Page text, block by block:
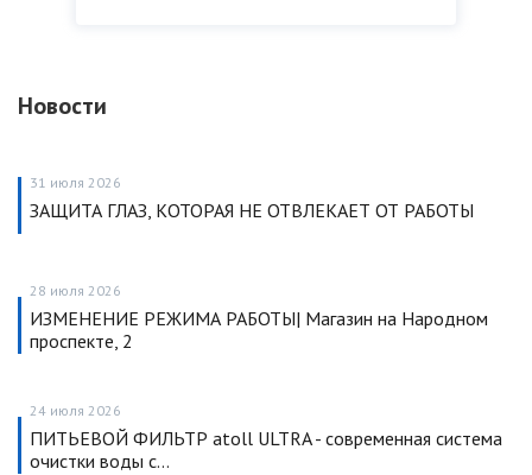
Новости
31 июля 2026
ЗАЩИТА ГЛАЗ, КОТОРАЯ НЕ ОТВЛЕКАЕТ ОТ РАБОТЫ
28 июля 2026
ИЗМЕНЕНИЕ РЕЖИМА РАБОТЫ| Магазин на Народном
проспекте, 2
24 июля 2026
ПИТЬЕВОЙ ФИЛЬТР atoll ULTRA - современная система
очистки воды с…